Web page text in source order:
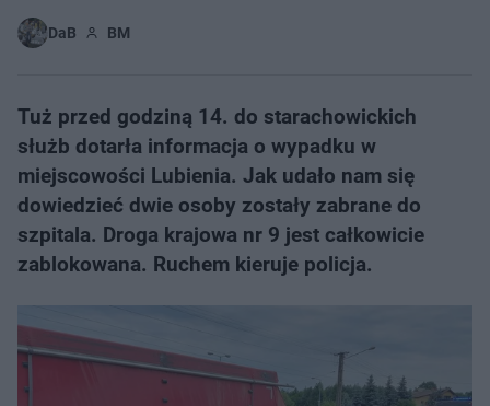
DaB BM
Tuż przed godziną 14. do starachowickich
służb dotarła informacja o wypadku w
miejscowości Lubienia. Jak udało nam się
dowiedzieć dwie osoby zostały zabrane do
szpitala. Droga krajowa nr 9 jest całkowicie
zablokowana. Ruchem kieruje policja.